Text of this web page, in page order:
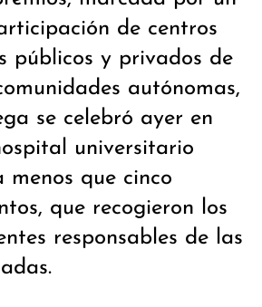
de centros
públicos y privados de
autónomas,
se celebró ayer en
universitario
menos que cinco
que recogieron los
responsables de las